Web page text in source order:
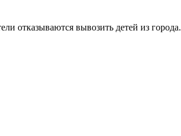
отказываются вывозить детей из города.